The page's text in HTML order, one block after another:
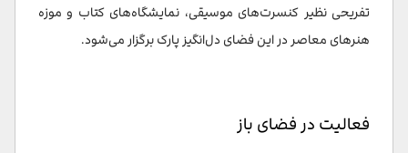
تفریحی نظیر کنسرت‌های موسیقی، نمایشگاه‌های کتاب و موزه
هنرهای معاصر در این فضای دل‌انگیز پارک برگزار می‌شود.
فعالیت در فضای باز